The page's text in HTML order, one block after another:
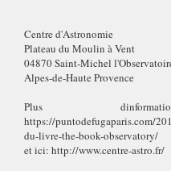
Centre d'Astronomie
Plateau du Moulin à Vent
04870 Saint-Michel
Alpes-de-Haute Provence
Plus
https://puntodefugaparis.com/
du-livre-the-book-observatory/
et ici: http://www.centre-astro.fr/